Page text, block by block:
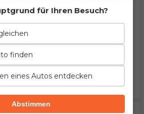
Verbrauch
20%
weniger
Leistung
15%
höher
Leergewicht
10%
mehr
9%
Maximalgepäck
29%
größer
Preis
27%
höher
für Ihren Besuch?
finden
eines Autos entdecken
Abstimmen